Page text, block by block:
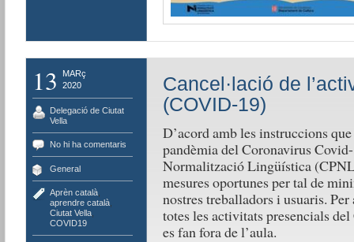
13
MARç
2020
Delegació de Ciutat
Vella
No hi ha comentaris
General
Aprèn català,
aprendre català,
Ciutat Vella,
COVID19
Cancel·lació de
(COVID-19)
D’acord amb les instruccions
pandèmia del Coronavirus
Normalització Lingüística
mesures oportunes per tal de
nostres treballadors i usuaris.
totes les activitats presencials
es fan fora de l’aula.